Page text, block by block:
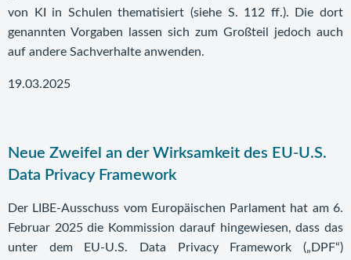
von KI in Schulen thematisiert (siehe S. 112 ff.). Die dort
genannten Vorgaben lassen sich zum Großteil jedoch auch
auf andere Sachverhalte anwenden.
19.03.2025
Neue Zweifel an der Wirksamkeit des EU-U.S.
Data Privacy Framework
Der LIBE-Ausschuss vom Europäischen Parlament hat am 6.
Februar 2025 die Kommission darauf hingewiesen, dass das
unter dem EU-U.S. Data Privacy Framework („DPF“)